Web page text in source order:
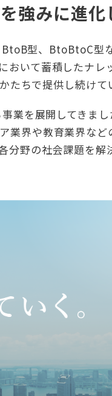
を強みに進化
型、BtoBtoC型
おいて蓄積したナレ
ちで提供し続けて
業を展開してきま
業界や教育業界など
野の社会課題を解